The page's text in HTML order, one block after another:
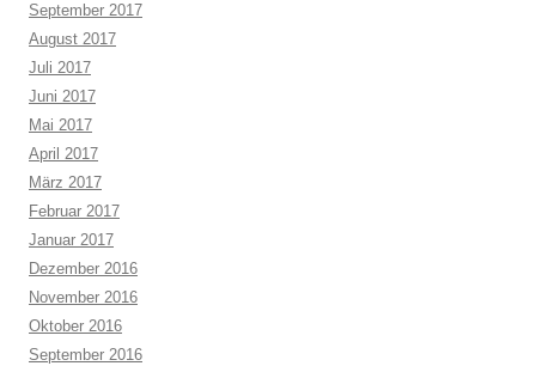
September 2017
August 2017
Juli 2017
Juni 2017
Mai 2017
April 2017
März 2017
Februar 2017
Januar 2017
Dezember 2016
November 2016
Oktober 2016
September 2016